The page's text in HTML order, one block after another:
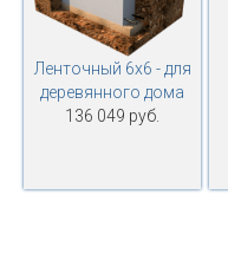
Ленточный 6х6 - для
деревянного дома
136 049 руб.